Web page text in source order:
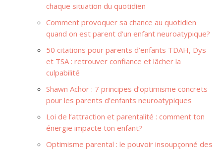
chaque situation du quotidien
Comment provoquer sa chance au quotidien
quand on est parent d’un enfant neuroatypique?
50 citations pour parents d’enfants TDAH, Dys
et TSA : retrouver confiance et lâcher la
culpabilité
Shawn Achor : 7 principes d’optimisme concrets
pour les parents d’enfants neuroatypiques
Loi de l’attraction et parentalité : comment ton
énergie impacte ton enfant?
Optimisme parental : le pouvoir insoupçonné des